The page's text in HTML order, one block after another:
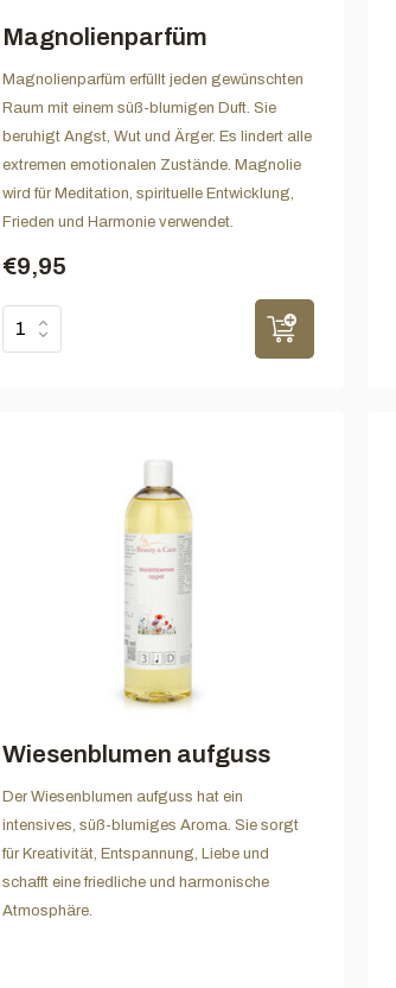
Magnolienparfüm
Magnolienparfüm erfüllt jeden gewünschten
Raum mit einem süß-blumigen Duft. Sie
beruhigt Angst, Wut und Ärger. Es lindert alle
extremen emotionalen Zustände. Magnolie
wird für Meditation, spirituelle Entwicklung,
Frieden und Harmonie verwendet.
€9,95
Wiesenblumen aufguss
Der Wiesenblumen aufguss hat ein
intensives, süß-blumiges Aroma. Sie sorgt
für Kreativität, Entspannung, Liebe und
schafft eine friedliche und harmonische
Atmosphäre.